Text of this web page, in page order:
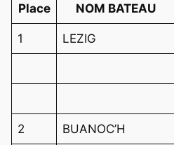
Place NOM BATEAU
1 LEZIG
2 BUANOC’H